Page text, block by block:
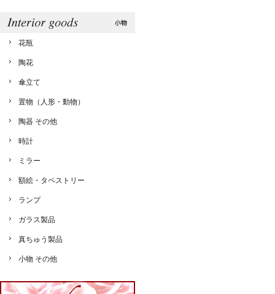
花瓶
陶花
傘立て
置物（人形・動物）
陶器 その他
時計
ミラー
額絵・タペストリー
ランプ
ガラス製品
真ちゅう製品
小物 その他